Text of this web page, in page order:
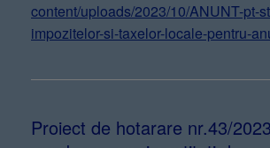
content/uploads/2023/10/ANUNT-pt-
impozitelor-si-taxelor-locale-pentru-
Proiect de hotarare nr.43/